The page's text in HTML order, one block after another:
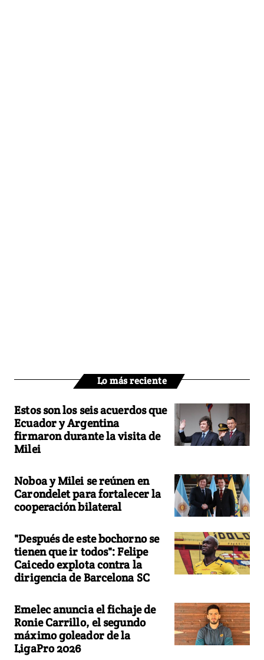
Lo más reciente
Estos son los seis acuerdos que
Ecuador y Argentina
firmaron durante la visita de
Milei
Noboa y Milei se reúnen en
Carondelet para fortalecer la
cooperación bilateral
"Después de este bochorno se
tienen que ir todos": Felipe
Caicedo explota contra la
dirigencia de Barcelona SC
Emelec anuncia el fichaje de
Ronie Carrillo, el segundo
máximo goleador de la
LigaPro 2026